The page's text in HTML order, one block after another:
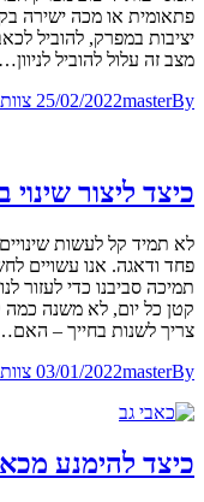
יציבות במפרק, להוביל
מצב זה עלול להוביל לניוון…
25/02/2022masterBy צוות IN MOTION
כיצד ליצור שינוי
לא תמיד קל לעשות
פחד ודאגה. אנו עשויים
תמיכה סביבנו כדי
קטן כל יום, לא משנה
צריך לשנות בחייך –
03/01/2022masterBy צוות IN MOTION
כיצד להימנע